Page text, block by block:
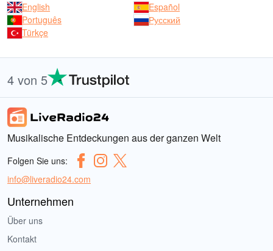
English
Español
Português
Русский
Türkçe
4 von 5
Musikalische Entdeckungen aus der ganzen Welt
Folgen Sie uns:
info@liveradio24.com
Unternehmen
Über uns
Kontakt